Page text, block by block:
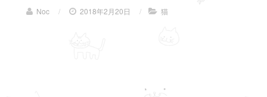
Noc / 2018年2月20日 / 猫